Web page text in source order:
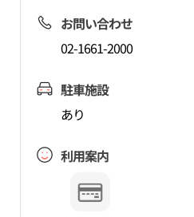
お問い合わせ
02-1661-2000
駐車施設
あり
利用案内